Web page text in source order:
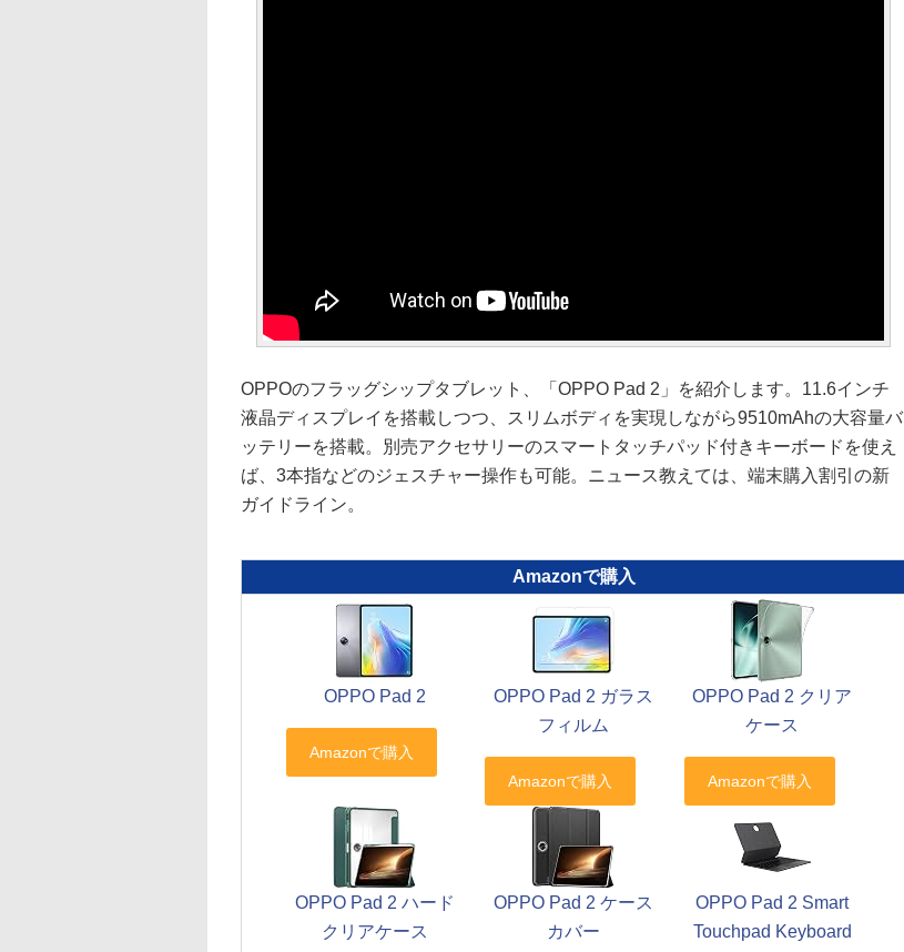
OPPOのフラッグシップタブレット、「OPPO Pad 2」を紹介します。11.6インチ
液晶ディスプレイを搭載しつつ、スリムボディを実現しながら9510mAhの大容量バ
ッテリーを搭載。別売アクセサリーのスマートタッチパッド付きキーボードを使え
ば、3本指などのジェスチャー操作も可能。ニュース教えては、端末購入割引の新
ガイドライン。
Amazonで購入
OPPO Pad 2
OPPO Pad 2 ガラス
フィルム
OPPO Pad 2 クリア
ケース
OPPO Pad 2 ハード
クリアケース
OPPO Pad 2 ケース
カバー
OPPO Pad 2 Smart
Touchpad Keyboard